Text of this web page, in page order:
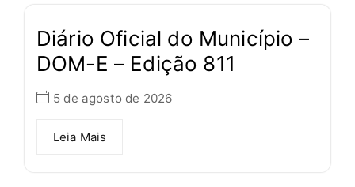
Diário Oficial do Município –
DOM-E – Edição 811
5 de agosto de 2026
Leia Mais